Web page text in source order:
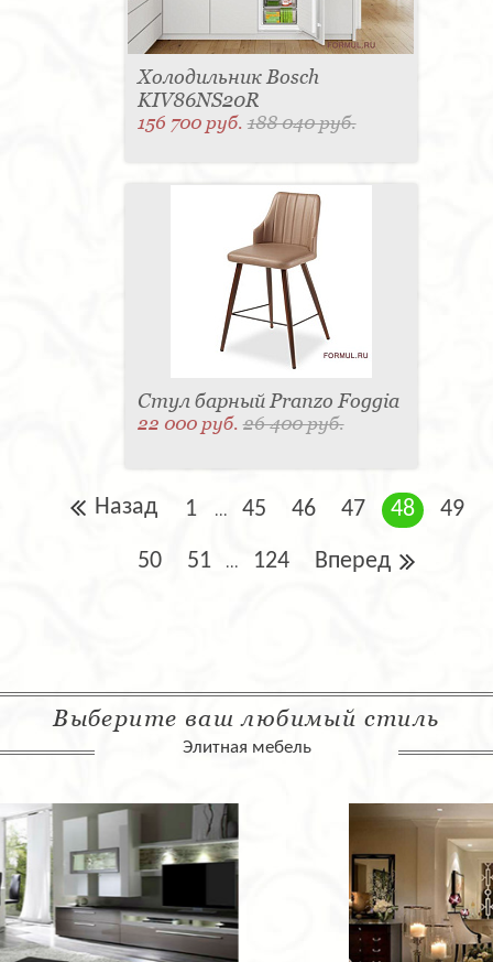
Холодильник Bosch
KIV86NS20R
156 700 руб.188 040 руб.
Стул барный Pranzo Foggia
22 000 руб.26 400 руб.
Назад 1 ... 45 46 47 48 49
50 51 ... 124 Вперед
Выберите ваш любимый стиль
Элитная мебель